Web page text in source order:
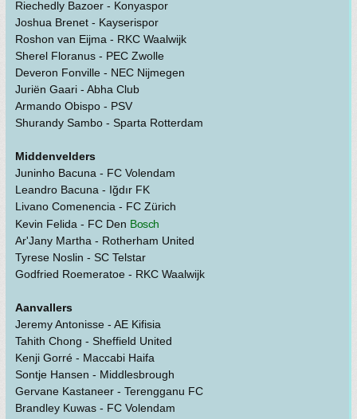
Riechedly Bazoer - Konyaspor
Joshua Brenet - Kayserispor
Roshon van Eijma - RKC Waalwijk
Sherel Floranus - PEC Zwolle
Deveron Fonville - NEC Nijmegen
Juriën Gaari - Abha Club
Armando Obispo - PSV
Shurandy Sambo - Sparta Rotterdam
Middenvelders
Juninho Bacuna - FC Volendam
Leandro Bacuna - Iğdır FK
Livano Comenencia - FC Zürich
Kevin Felida - FC Den Bosch
Ar'Jany Martha - Rotherham United
Tyrese Noslin - SC Telstar
Godfried Roemeratoe - RKC Waalwijk
Aanvallers
Jeremy Antonisse - AE Kifisia
Tahith Chong - Sheffield United
Kenji Gorré - Maccabi Haifa
Sontje Hansen - Middlesbrough
Gervane Kastaneer - Terengganu FC
Brandley Kuwas - FC Volendam